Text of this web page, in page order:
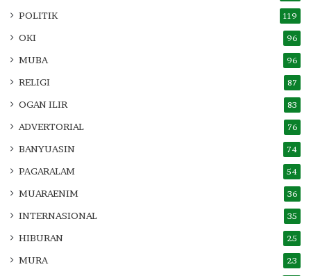
POLITIK 119
OKI 96
MUBA 96
RELIGI 87
OGAN ILIR 83
ADVERTORIAL 76
BANYUASIN 74
PAGARALAM 54
MUARAENIM 36
INTERNASIONAL 35
HIBURAN 25
MURA 23